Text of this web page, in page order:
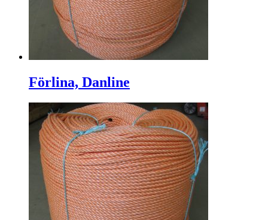
Förlina, Danline